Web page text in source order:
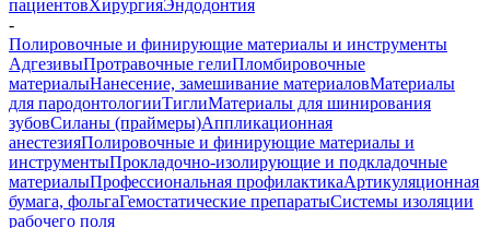
пациентовХирургияЭндодонтия
-
Полировочные и финирующие материалы и инструменты
АдгезивыПротравочные гелиПломбировочные
материалыНанесение, замешивание материаловМатериалы
для пародонтологииТиглиМатериалы для шинирования
зубовСиланы (праймеры)Аппликационная
анестезияПолировочные и финирующие материалы и
инструментыПрокладочно-изолирующие и подкладочные
материалыПрофессиональная профилактикаАртикуляционная
бумага, фольгаГемостатические препаратыСистемы изоляции
рабочего поля